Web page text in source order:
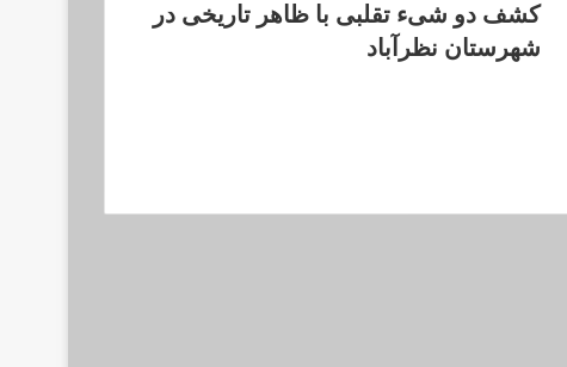
کشف دو شیء تقلبی با ظاهر تاریخی در
شهرستان نظرآباد